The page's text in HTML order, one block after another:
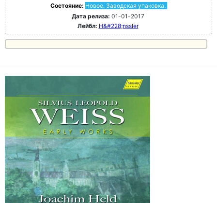
Состояние: Новое. Заводская упаковка.
Дата релиза: 01-01-2017
Лейбл: H&#228;nssler